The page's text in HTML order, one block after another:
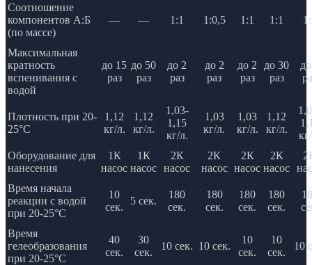
Соотношение
компонентов А:Б
(по массе)
— — 1:1 1:0,5 1:1 1:1
Максимальная
кратность
вспенивания с
водой
до 15
раз
до 50
раз
до 2
раз
до 2
раз
до 2
раз
до 30
раз
Плотность при 20-
25°C
1,12
кг/л.
1,12
кг/л.
1,03-
1,15
кг/л.
1,03
кг/л.
1,03
кг/л.
1,12
кг/л.
Оборудование для
нанесения
1К
насос
1К
насос
2К
насос
2К
насос
2К
насос
2К
насос
Время начала
реакции с водой
при 20-25°C
10
сек.
5 сек.
180
сек.
180
сек.
180
сек.
180
сек.
Время
гелеобразования
при 20-25°C
40
сек.
30
сек.
10 сек. 10 сек.
10
сек.
10
сек.
10